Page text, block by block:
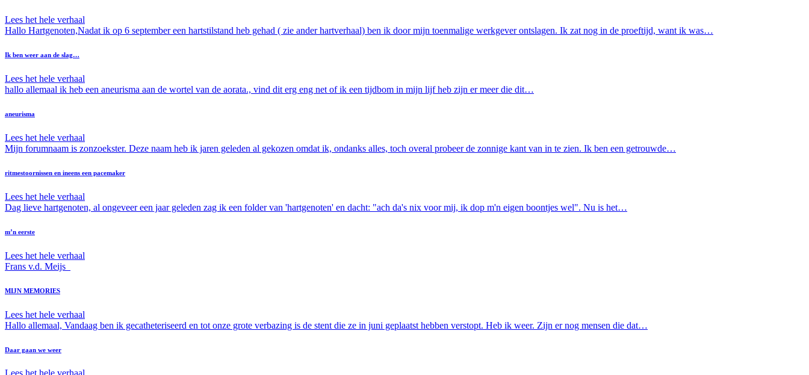
Lees het hele verhaal
Hallo Hartgenoten,Nadat ik op 6 september een hartstilstand heb gehad ( zie ander hartverhaal) ben ik door mijn toenmalige werkgever ontslagen. Ik zat nog in de proeftijd, want ik was…
Ik ben weer aan de slag…
Lees het hele verhaal
hallo allemaal ik heb een aneurisma aan de wortel van de aorata., vind dit erg eng net of ik een tijdbom in mijn lijf heb zijn er meer die dit…
aneurisma
Lees het hele verhaal
Mijn forumnaam is zonzoekster. Deze naam heb ik jaren geleden al gekozen omdat ik, ondanks alles, toch overal probeer de zonnige kant van in te zien. Ik ben een getrouwde…
ritmestoornissen en ineens een pacemaker
Lees het hele verhaal
Dag lieve hartgenoten, al ongeveer een jaar geleden zag ik een folder van 'hartgenoten' en dacht: "ach da's nix voor mij, ik dop m'n eigen boontjes wel". Nu is het…
m’n eerste
Lees het hele verhaal
Frans v.d. Meijs
MIJN MEMORIES
Lees het hele verhaal
Hallo allemaal, Vandaag ben ik gecatheteriseerd en tot onze grote verbazing is de stent die ze in juni geplaatst hebben verstopt. Heb ik weer. Zijn er nog mensen die dat…
Daar gaan we weer